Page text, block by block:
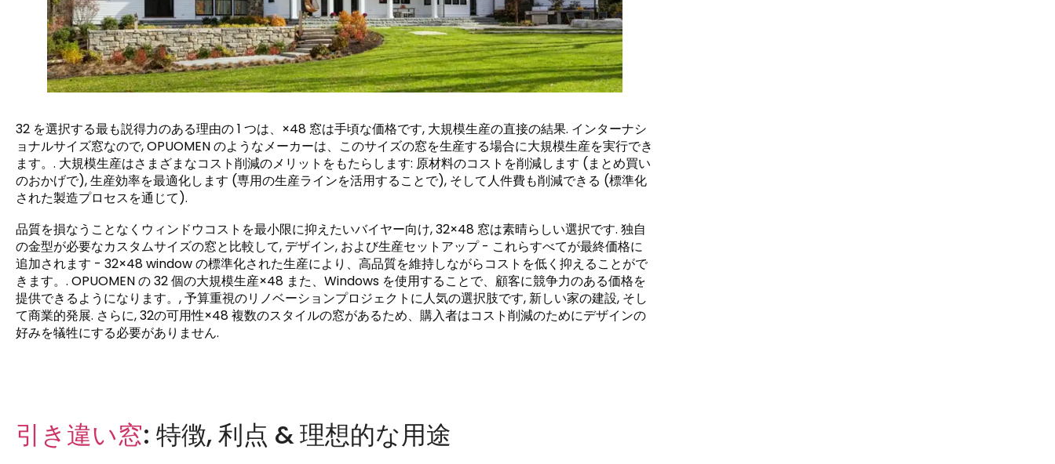
32 を選択する最も説得力のある理由の 1 つは、×48 窓は手頃な価格です, 大規模生産の直接の結果. インターナシ
ョナルサイズ窓なので, OPUOMEN のようなメーカーは、このサイズの窓を生産する場合に大規模生産を実行でき
ます。. 大規模生産はさまざまなコスト削減のメリットをもたらします: 原材料のコストを削減します (まとめ買い
のおかげで), 生産効率を最適化します (専用の生産ラインを活用することで), そして人件費も削減できる (標準化
された製造プロセスを通じて).
品質を損なうことなくウィンドウコストを最小限に抑えたいバイヤー向け, 32×48 窓は素晴らしい選択です. 独自
の金型が必要なカスタムサイズの窓と比較して, デザイン, および生産セットアップ - これらすべてが最終価格に
追加されます - 32×48 window の標準化された生産により、高品質を維持しながらコストを低く抑えることがで
きます。. OPUOMEN の 32 個の大規模生産×48 また、Windows を使用することで、顧客に競争力のある価格を
提供できるようになります。, 予算重視のリノベーションプロジェクトに人気の選択肢です, 新しい家の建設, そし
て商業的発展. さらに, 32の可用性×48 複数のスタイルの窓があるため、購入者はコスト削減のためにデザインの
好みを犠牲にする必要がありません.
引き違い窓: 特徴, 利点 & 理想的な用途